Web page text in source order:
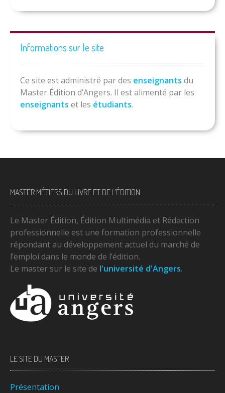
Informations sur le site
Ce site est administré par des enseignants du
Master Édition d’Angers. Il est alimenté par les
enseignants et les étudiants.
MASTER MÉTIERS DU LIVRE ET DE L’ÉDITION
Le Master Édition, Édition Multimédia et Rédaction
professionnelle est une formation professionnelle
répondant au développement actuel du marché de
l’emploi dans le monde de l’édition.
Le master sur le site de l'université d'Angers.
LE SITE DU MASTER
Présentation